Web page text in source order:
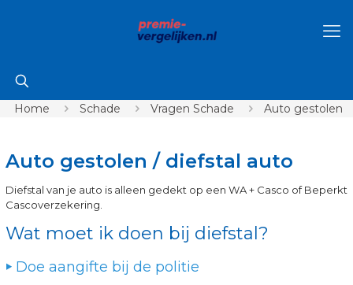
Home Schade Vragen Schade Auto gestolen
Auto gestolen / diefstal auto
Diefstal van je auto is alleen gedekt op een WA + Casco of Beperkt
Cascoverzekering.
Wat moet ik doen bij diefstal?
Doe aangifte bij de politie